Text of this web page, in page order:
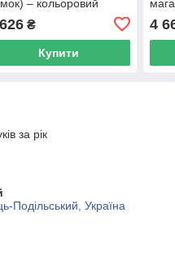
– кольоровий
₴
Купити
4
за рік
Подільський, Україна